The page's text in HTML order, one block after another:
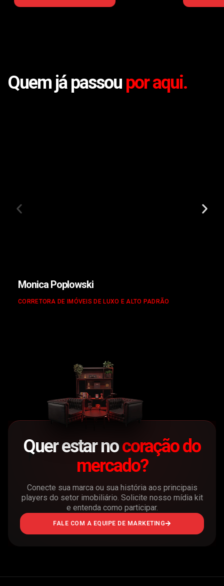
Quem já passou por aqui.
Monica Poplowski
CORRETORA DE IMÓVEIS DE LUXO E ALTO PADRÃO
Quer estar nocoração do
mercado?
Conecte sua marca ou sua história aos principais
players do setor imobiliário. Solicite nosso mídia kit
e entenda como participar.
FALE COM A EQUIPE DE MARKETING